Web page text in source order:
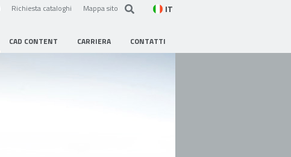
Richiesta cataloghi Mappa sito IT
CAD CONTENT CARRIERA CONTATTI